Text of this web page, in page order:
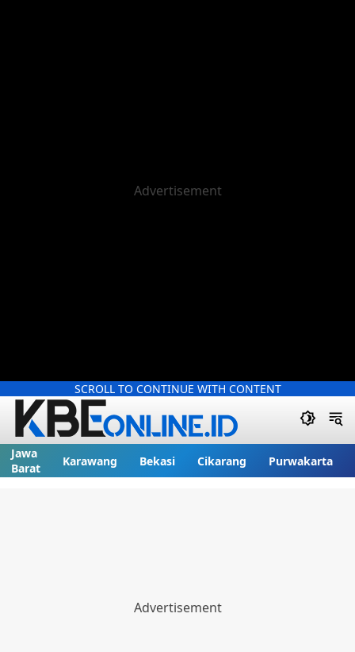
SCROLL TO CONTINUE WITH CONTENT
Jawa
Barat
Karawang Bekasi Cikarang Purwakarta